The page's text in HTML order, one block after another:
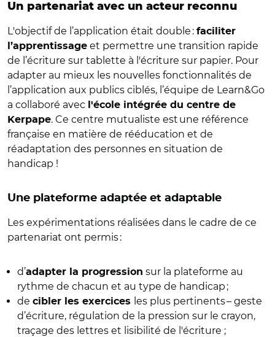
Un partenariat avec un acteur reconnu
L'objectif de l’application était double : faciliter
l’apprentissage et permettre une transition rapide
de l’écriture sur tablette à l'écriture sur papier. Pour
adapter au mieux les nouvelles fonctionnalités de
l’application aux publics ciblés, l’équipe de Learn&Go
a collaboré avec l'école intégrée du centre de
Kerpape. Ce centre mutualiste est une référence
française en matière de rééducation et de
réadaptation des personnes en situation de
handicap !
Une plateforme adaptée et adaptable
Les expérimentations réalisées dans le cadre de ce
partenariat ont permis :
d’adapter la progression sur la plateforme au
rythme de chacun et au type de handicap ;
de cibler les exercices
les plus pertinents – geste
d’écriture, régulation de la pression sur le crayon,
traçage des lettres et lisibilité de l'écriture ;